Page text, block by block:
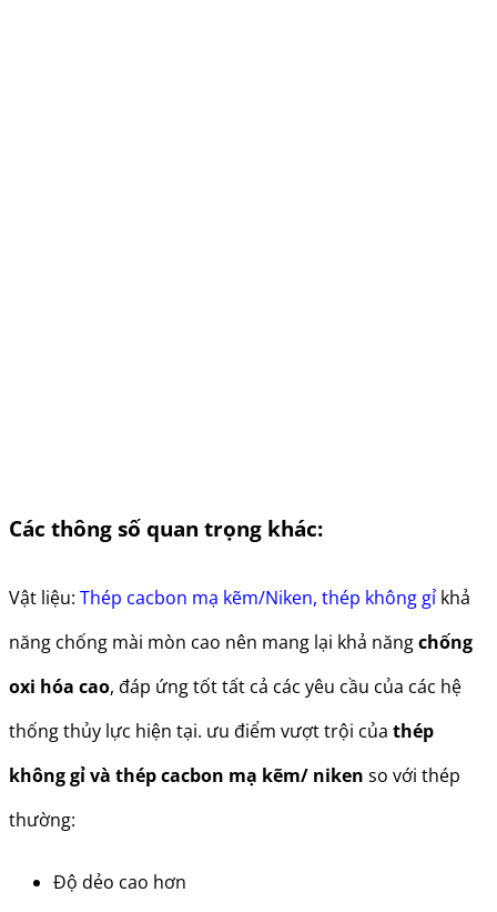
Các thông số quan trọng khác:
Vật liệu: Thép cacbon mạ kẽm/Niken, thép không gỉ khả
năng chống mài mòn cao nên mang lại khả năngchống
oxi hóa cao, đáp ứng tốt tất cả các yêu cầu của các hệ
thống thủy lực hiện tại. ưu điểm vượt trội của thép
không gỉ và thép cacbon mạ kẽm/ niken so với thép
thường:
Độ dẻo cao hơn